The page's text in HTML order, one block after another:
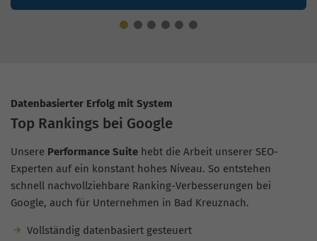
Datenbasierter Erfolg mit System
Top Rankings bei Google
Unsere Performance Suite hebt die Arbeit unserer SEO-
Experten auf ein konstant hohes Niveau. So entstehen
schnell nachvollziehbare Ranking-Verbesserungen bei
Google, auch für Unternehmen in Bad Kreuznach.
Vollständig datenbasiert gesteuert